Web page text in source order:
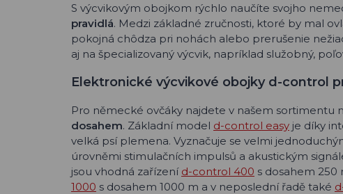
S výcvikovým obojkom rýchlo naučíte svojho
pravidlá. Medzi základné zručnosti, ktoré by mal
pokojná chôdza pri nohách alebo prerušenie
aj na špecializovaný výcvik, napríklad služobný,
Elektronické výcvikové obojky d-control
Pro německé ovčáky najdete v našem sortimentu
dosahem. Základní model d-control easy je díky
velká psí plemena. Vyznačuje se velmi
úrovněmi stimulačních impulsů a akustickým
jsou vhodná zařízení d-control 400 s dosahem 250
1000 s dosahem 1000 m a v neposlední řadě také